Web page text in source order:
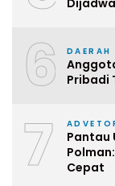
6 DAERAH
Pribadi
7
Pantau
Cepat